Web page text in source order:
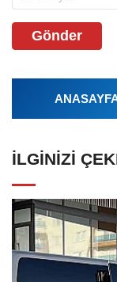
Gönder
İLGINIZI